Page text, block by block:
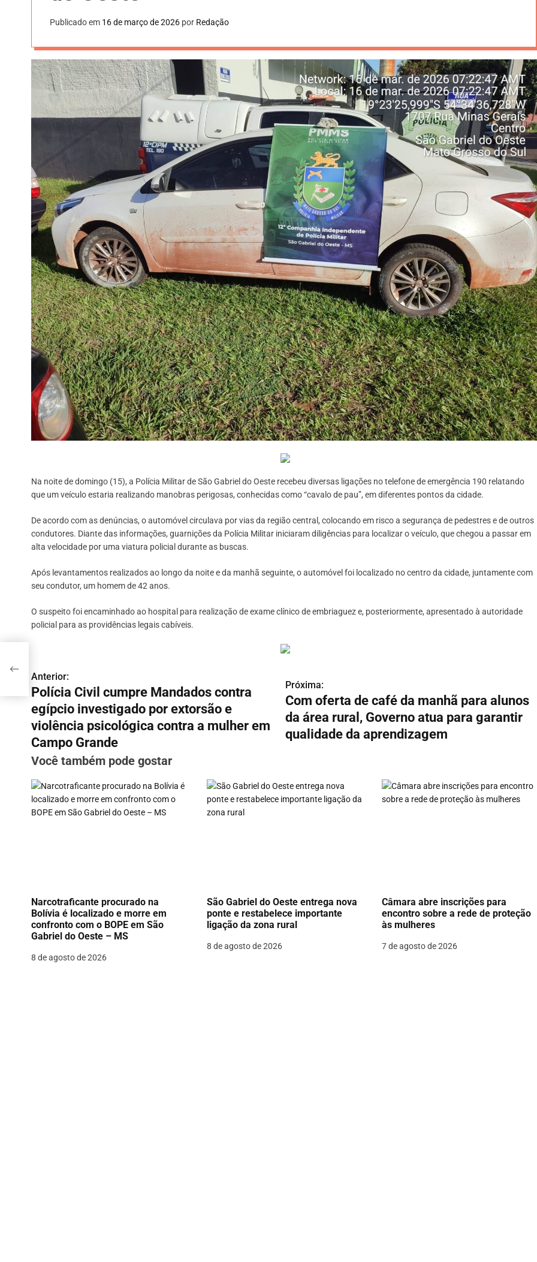
Publicado em 16 de março de 2026 por Redação
Na noite de domingo (15), a Polícia Militar de São Gabriel do Oeste recebeu diversas ligações no telefone de emergência 190 relatando
que um veículo estaria realizando manobras perigosas, conhecidas como “cavalo de pau”, em diferentes pontos da cidade.
De acordo com as denúncias, o automóvel circulava por vias da região central, colocando em risco a segurança de pedestres e de outros
condutores. Diante das informações, guarnições da Polícia Militar iniciaram diligências para localizar o veículo, que chegou a passar em
alta velocidade por uma viatura policial durante as buscas.
Após levantamentos realizados ao longo da noite e da manhã seguinte, o automóvel foi localizado no centro da cidade, juntamente com
seu condutor, um homem de 42 anos.
O suspeito foi encaminhado ao hospital para realização de exame clínico de embriaguez e, posteriormente, apresentado à autoridade
policial para as providências legais cabíveis.
N
a
v
e
a
ç
e
P
o
Anterior:
Polícia Civil cumpre Mandados contra
egípcio investigado por extorsão e
violência psicológica contra a mulher em
Campo Grande
Próxima:
Com oferta de café da manhã para alunos
da área rural, Governo atua para garantir
qualidade da aprendizagem
Você também pode gostar
Narcotraficante procurado na
Bolívia é localizado e morre em
confronto com o BOPE em São
Gabriel do Oeste – MS
8 de agosto de 2026
São Gabriel do Oeste entrega nova
ponte e restabelece importante
ligação da zona rural
8 de agosto de 2026
Câmara abre inscrições para
encontro sobre a rede de proteção
às mulheres
7 de agosto de 2026